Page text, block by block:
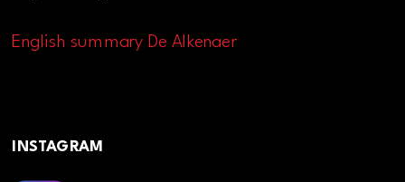
English summary De Alkenaer
INSTAGRAM